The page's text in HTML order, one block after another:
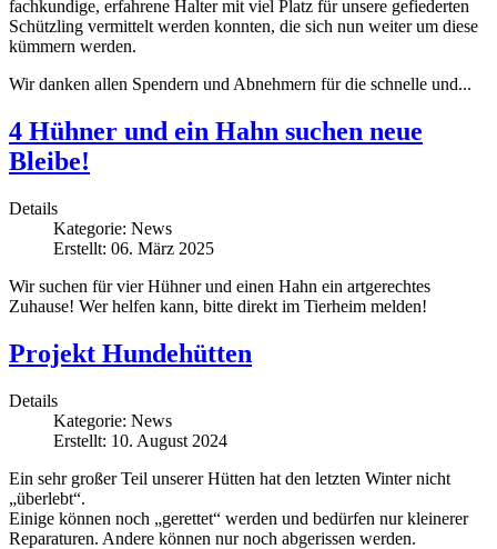
fachkundige, erfahrene Halter mit viel Platz für unsere gefiederten
Schützling vermittelt werden konnten, die sich nun weiter um diese
kümmern werden.
Wir danken allen Spendern und Abnehmern für die schnelle und...
4 Hühner und ein Hahn suchen neue
Bleibe!
Details
Kategorie: News
Erstellt: 06. März 2025
Wir suchen für vier Hühner und einen Hahn ein artgerechtes
Zuhause! Wer helfen kann, bitte direkt im Tierheim melden!
Projekt Hundehütten
Details
Kategorie: News
Erstellt: 10. August 2024
Ein sehr großer Teil unserer Hütten hat den letzten Winter nicht
„überlebt“.
Einige können noch „gerettet“ werden und bedürfen nur kleinerer
Reparaturen. Andere können nur noch abgerissen werden.